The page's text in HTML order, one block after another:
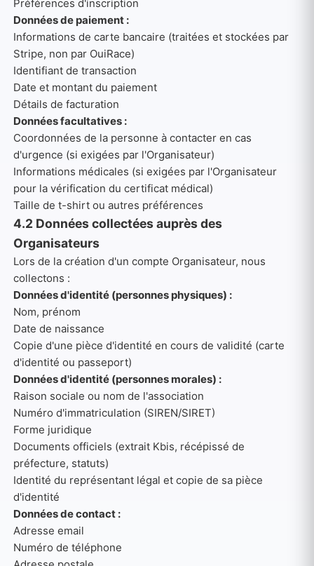
Préférences d'inscription
Données de paiement :
Informations de carte bancaire (traitées et stockées par
Stripe, non par OuiRace)
Identifiant de transaction
Date et montant du paiement
Détails de facturation
Données facultatives :
Coordonnées de la personne à contacter en cas
d'urgence (si exigées par l'Organisateur)
Informations médicales (si exigées par l'Organisateur
pour la vérification du certificat médical)
Taille de t-shirt ou autres préférences
4.2 Données collectées auprès des
Organisateurs
Lors de la création d'un compte Organisateur, nous
collectons :
Données d'identité (personnes physiques) :
Nom, prénom
Date de naissance
Copie d'une pièce d'identité en cours de validité (carte
d'identité ou passeport)
Données d'identité (personnes morales) :
Raison sociale ou nom de l'association
Numéro d'immatriculation (SIREN/SIRET)
Forme juridique
Documents officiels (extrait Kbis, récépissé de
préfecture, statuts)
Identité du représentant légal et copie de sa pièce
d'identité
Données de contact :
Adresse email
Numéro de téléphone